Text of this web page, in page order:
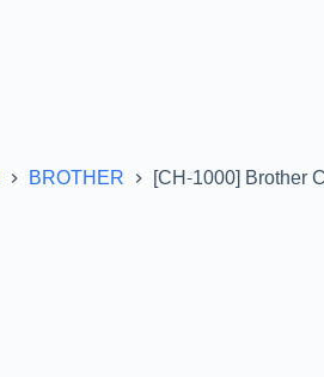
BROTHER
[CH-1000] Brother